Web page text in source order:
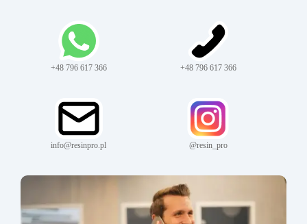
+48 796 617 366 +48 796 617 366
info@resinpro.pl @resin_pro